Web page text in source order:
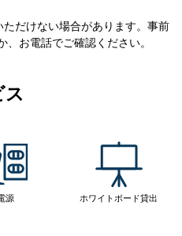
だけない場合があります。事前
お電話でご確認ください。
ス
源 ホワイトボード貸出